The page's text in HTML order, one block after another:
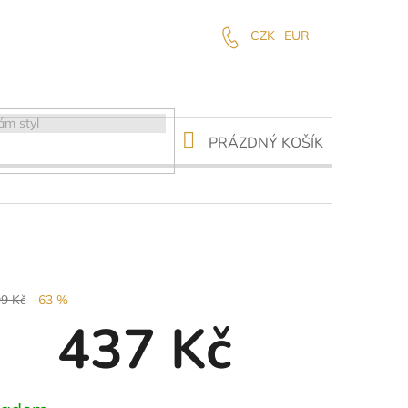
CZK EUR
NÁKUPNÍ
KOŠÍK
PRÁZDNÝ KOŠÍK
Kč –63 %
437 Kč